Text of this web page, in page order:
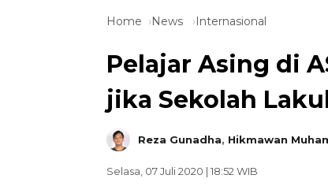
Home News Internasional
Pelajar Asing di
jika Sekolah
Reza Gunadha, Hikmawan
Selasa, 07 Juli 2020 | 18:52 WIB